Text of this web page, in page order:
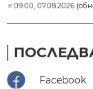
09:00, 07.08.2026
Facebook